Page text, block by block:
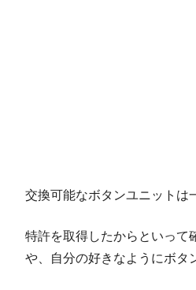
交換可能なボタンユニットは
特許を取得したからといって
や、自分の好きなようにボタ